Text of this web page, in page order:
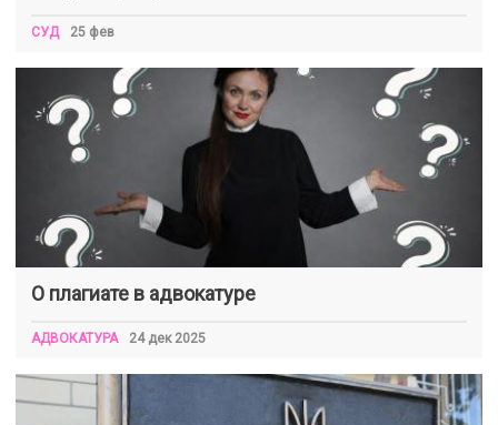
СУД 25 фев
О плагиате в адвокатуре
АДВОКАТУРА 24 дек 2025